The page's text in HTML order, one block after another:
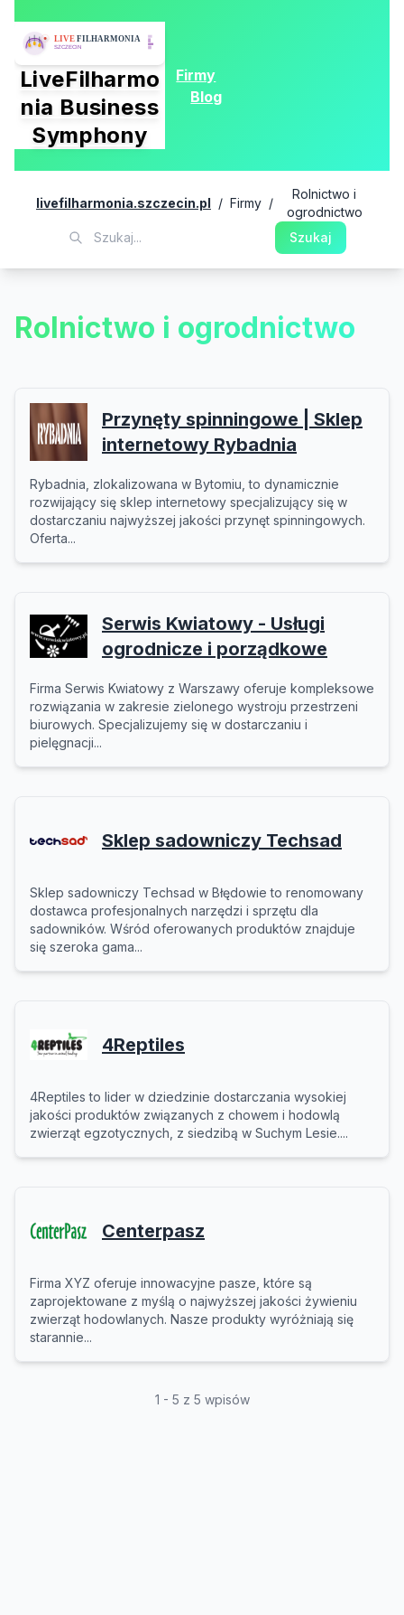
LiveFilharmo
nia Business
Symphony
Firmy
Blog
livefilharmonia.szczecin.pl / Firmy /
Rolnictwo i
ogrodnictwo
Szukaj
Rolnictwo i ogrodnictwo
Przynęty spinningowe | Sklep
internetowy Rybadnia
Rybadnia, zlokalizowana w Bytomiu, to dynamicznie
rozwijający się sklep internetowy specjalizujący się w
dostarczaniu najwyższej jakości przynęt spinningowych.
Oferta...
Serwis Kwiatowy - Usługi
ogrodnicze i porządkowe
Firma Serwis Kwiatowy z Warszawy oferuje kompleksowe
rozwiązania w zakresie zielonego wystroju przestrzeni
biurowych. Specjalizujemy się w dostarczaniu i
pielęgnacji...
Sklep sadowniczy Techsad
Sklep sadowniczy Techsad w Błędowie to renomowany
dostawca profesjonalnych narzędzi i sprzętu dla
sadowników. Wśród oferowanych produktów znajduje
się szeroka gama...
4Reptiles
4Reptiles to lider w dziedzinie dostarczania wysokiej
jakości produktów związanych z chowem i hodowlą
zwierząt egzotycznych, z siedzibą w Suchym Lesie....
Centerpasz
Firma XYZ oferuje innowacyjne pasze, które są
zaprojektowane z myślą o najwyższej jakości żywieniu
zwierząt hodowlanych. Nasze produkty wyróżniają się
starannie...
1 - 5 z 5 wpisów